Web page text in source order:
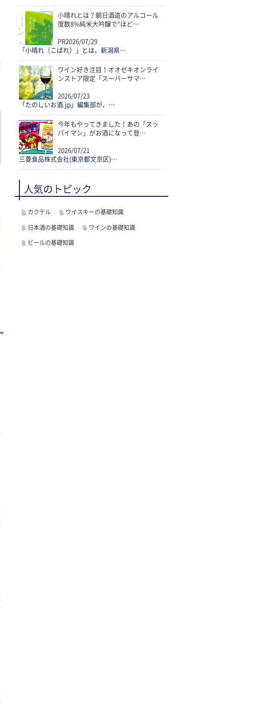
小晴れとは？朝日酒造のアルコール
度数8%純米大吟醸で“ほど…
PR2026/07/29
「小晴れ（こばれ）」とは、新潟県…
ワイン好き注目！オオゼキオンライ
ンストア限定「スーパーサマ…
2026/07/23
「たのしいお酒.jp」編集部が、…
今年もやってきました！あの「スッ
パイマン」がお酒になって登…
2026/07/21
三菱食品株式会社(東京都文京区)…
人気のトピック
カクテル ウイスキーの基礎知識
日本酒の基礎知識 ワインの基礎知識
ビールの基礎知識